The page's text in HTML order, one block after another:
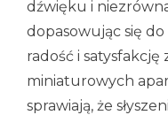
dźwięku i
dopasowując się
radość i satysfakcję
miniaturowych
sprawiają, że